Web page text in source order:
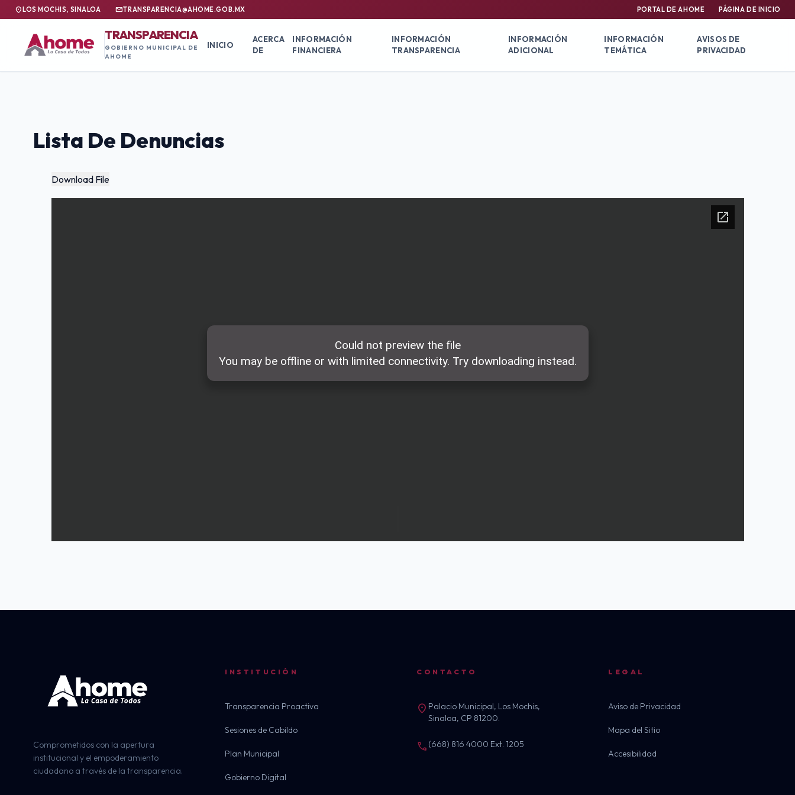
location_on LOS MOCHIS, SINALOA mailTRANSPARENCIA@AHOME.GOB.MX PORTAL DE AHOME PÁGINA DE INICIO
TRANSPARENCIA
GOBIERNO MUNICIPAL DE
AHOME
INICIO
ACERCA
DE
INFORMACIÓN
FINANCIERA
INFORMACIÓN
TRANSPARENCIA
INFORMACIÓN
ADICIONAL
INFORMACIÓN
TEMÁTICA
AVISOS DE
PRIVACIDAD
Lista De Denuncias
Download File
Comprometidos con la apertura
institucional y el empoderamiento
ciudadano a través de la transparencia.
INSTITUCIÓN
Transparencia Proactiva
Sesiones de Cabildo
Plan Municipal
Gobierno Digital
CONTACTO
location_on Palacio Municipal, Los Mochis,
Sinaloa, CP 81200.
call (668) 816 4000 Ext. 1205
LEGAL
Aviso de Privacidad
Mapa del Sitio
Accesibilidad